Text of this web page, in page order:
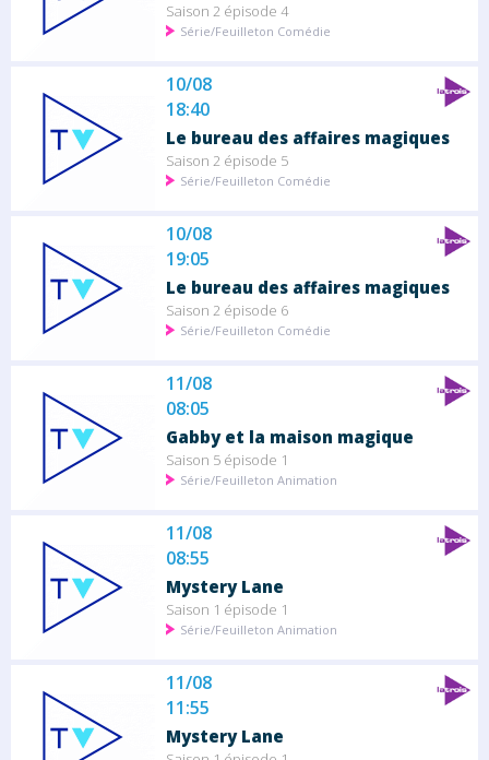
Saison 2 épisode 4
Série/Feuilleton Comédie
10/08
18:40
Le bureau des affaires magiques
Saison 2 épisode 5
Série/Feuilleton Comédie
10/08
19:05
Le bureau des affaires magiques
Saison 2 épisode 6
Série/Feuilleton Comédie
11/08
08:05
Gabby et la maison magique
Saison 5 épisode 1
Série/Feuilleton Animation
11/08
08:55
Mystery Lane
Saison 1 épisode 1
Série/Feuilleton Animation
11/08
11:55
Mystery Lane